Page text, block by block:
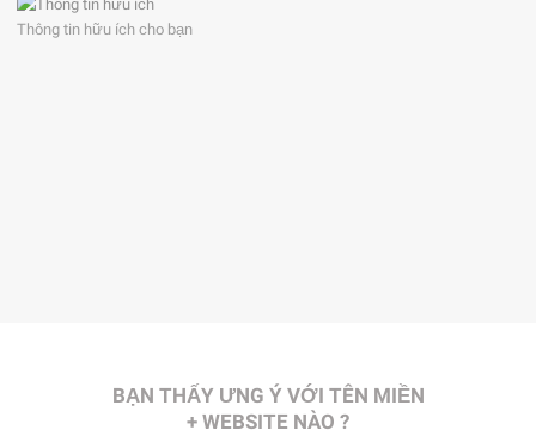
Thông tin hữu ích cho bạn
BẠN THẤY ƯNG Ý VỚI TÊN MIỀN
+ WEBSITE NÀO ?